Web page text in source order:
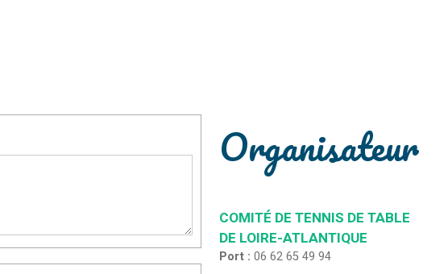
Organisateur
COMITÉ DE TENNIS DE TABLE
DE LOIRE-ATLANTIQUE
Port :06 62 65 49 94